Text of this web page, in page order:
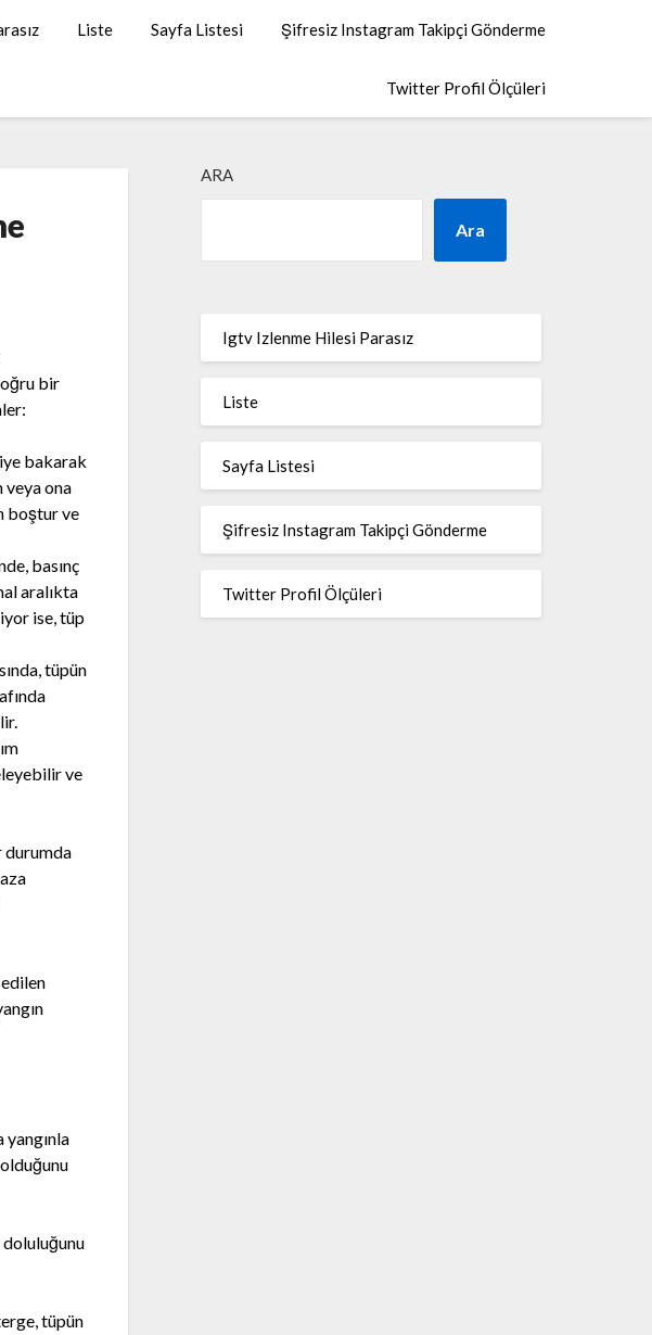
Liste Sayfa Listesi Şifresiz Instagram Takipçi Gönderme
Twitter Profil Ölçüleri
bir
bakarak
veya ona
boştur ve
basınç
aralıkta
ise, tüp
tüpün
ve
durumda
yangınla
doluluğunu
tüpün
ARA
Ara
Igtv Izlenme Hilesi Parasız
Liste
Sayfa Listesi
Şifresiz Instagram Takipçi Gönderme
Twitter Profil Ölçüleri